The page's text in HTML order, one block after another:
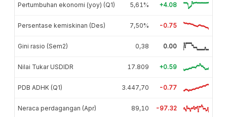
Pertumbuhan ekonomi (yoy) (Q1) 5,61% +4.08
Persentase kemiskinan (Des) 7,50% -0.75
Gini rasio (Sem2) 0,38 0.00
Nilai Tukar USDIDR 17.809 +0.59
PDB ADHK (Q1) 3.447,70 -0.77
Neraca perdagangan (Apr) 89,10 -97.32